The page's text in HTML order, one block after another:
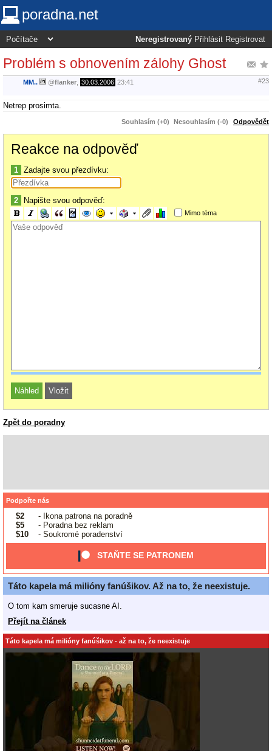
poradna.net
Neregistrovaný Přihlásit Registrovat
Problém s obnovením zálohy Ghost
MM.. @flanker 30.03.2006 23:41 #23
Netrep prosimta.
Souhlasím (+0) Nesouhlasím (-0) Odpovědět
Reakce na odpověď
1 Zadajte svou přezdívku:
2 Napište svou odpověď:
Mimo téma
Zpět do poradny
Podpořte nás
$2
- Ikona patrona na poradně
$5
- Poradna bez reklam
$10
- Soukromé poradenství
STAŇTE SE PATRONEM
Táto kapela má milióny fanúšikov. Až na to, že neexistuje.
O tom kam smeruje sucasne AI.
Přejít na článek
Táto kapela má milióny fanúšikov - až na to, že neexistuje